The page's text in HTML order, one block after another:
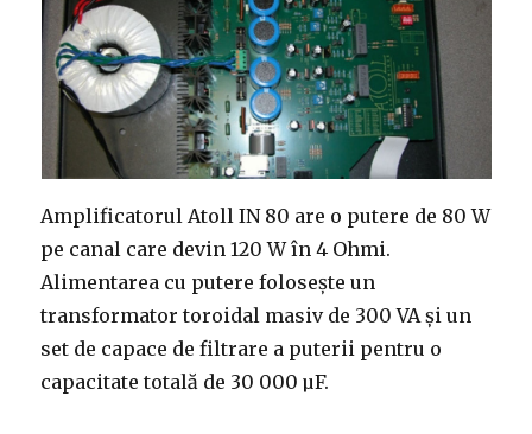
Amplificatorul Atoll IN 80 are o putere de 80 W
pe canal care devin 120 W în 4 Ohmi.
Alimentarea cu putere folosește un
transformator toroidal masiv de 300 VA și un
set de capace de filtrare a puterii pentru o
capacitate totală de 30 000 µF.